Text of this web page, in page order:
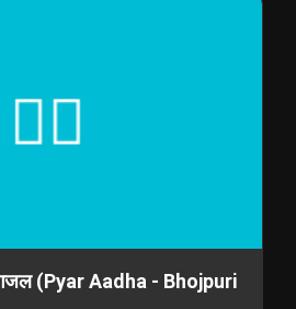
गजल (Pyar Aadha - Bhojpuri